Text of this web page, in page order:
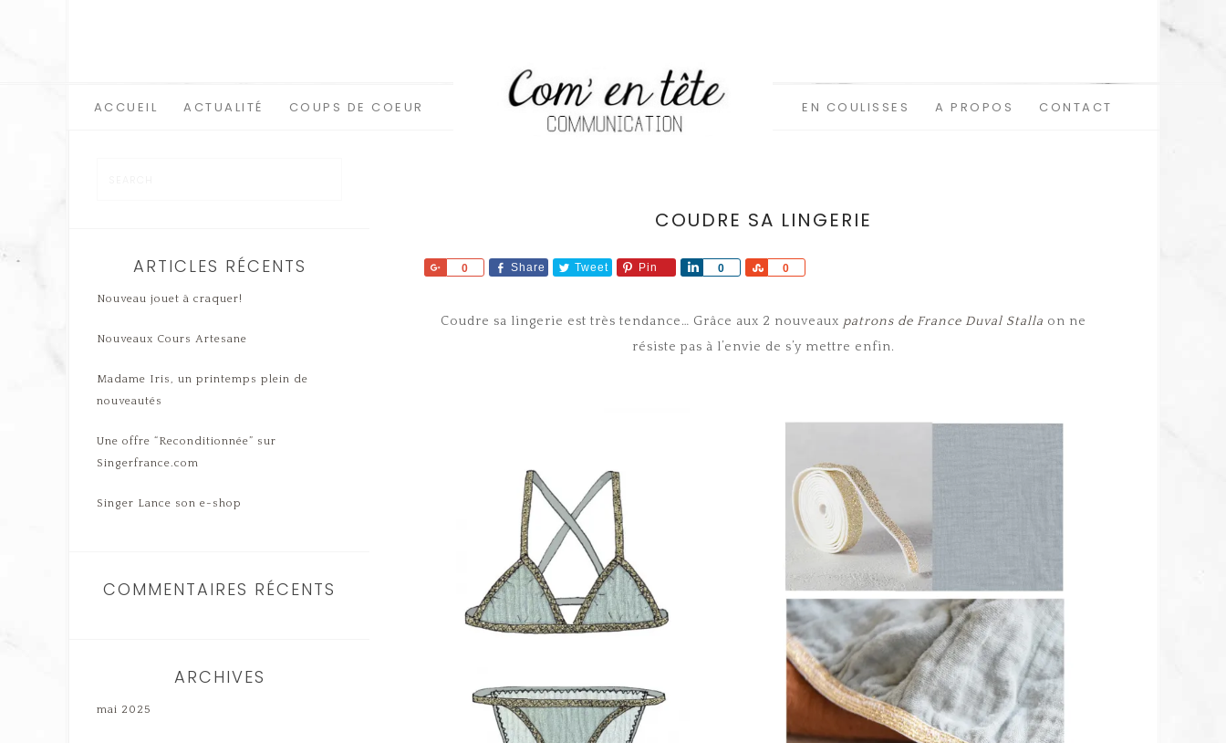
ACCUEIL ACTUALITÉ COUPS DE COEUR EN COULISSES A PROPOS CONTACT
COUDRE SA LINGERIE
0
Share Share Tweet Pin 0
Share 0
Share
Coudre sa lingerie est très tendance… Grâce aux 2 nouveaux patrons de France Duval Stalla on ne
résiste pas à l’envie de s’y mettre enfin.
ARTICLES RÉCENTS
Nouveau jouet à craquer!
Nouveaux Cours Artesane
Madame Iris, un printemps plein de
nouveautés
Une offre “Reconditionnée” sur
Singerfrance.com
Singer Lance son e-shop
COMMENTAIRES RÉCENTS
ARCHIVES
mai 2025